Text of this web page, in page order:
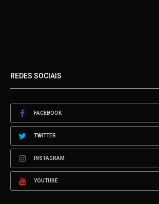
REDES SOCIAIS
FACEBOOK
TWITTER
INSTAGRAM
YOUTUBE